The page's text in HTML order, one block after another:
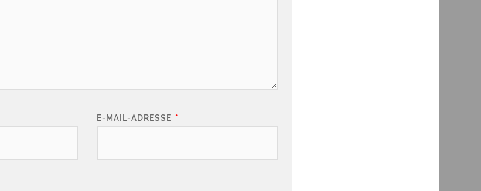
E-MAIL-ADRESSE *